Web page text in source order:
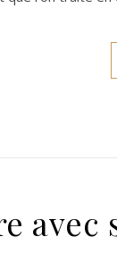
avec